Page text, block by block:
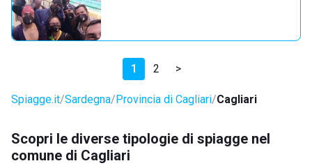
1 2 >
Spiagge.it Sardegna Provincia di Cagliari Cagliari
Scopri le diverse tipologie di spiagge nel
comune di Cagliari